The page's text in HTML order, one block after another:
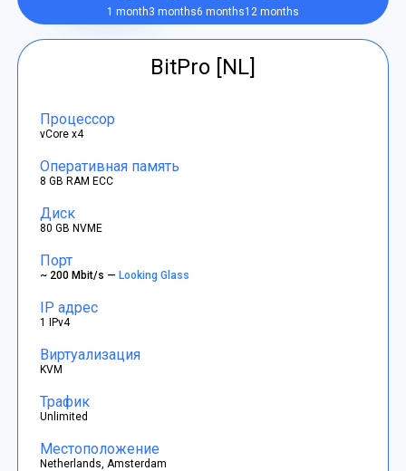
1 month3 months6 months12 months
BitPro [NL]
Процессор
vCore x4
Оперативная память
8 GB RAM ECC
Диск
80 GB NVME
Порт
~ 200 Mbit/s —Looking Glass
IP адрес
1 IPv4
Виртуализация
KVM
Трафик
Unlimited
Местоположение
Netherlands, Amsterdam